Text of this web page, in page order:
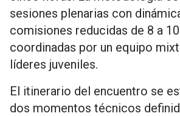
sesiones plenarias con
comisiones reducidas de 8 a
coordinadas por un equipo
líderes juveniles.
El itinerario del encuentro se
dos momentos técnicos